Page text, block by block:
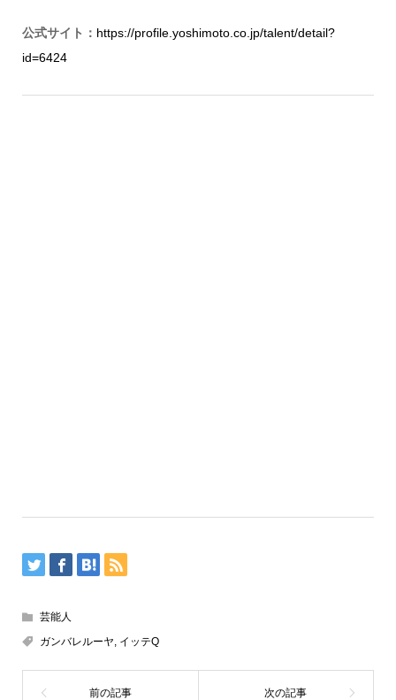
公式サイト： https://profile.yoshimoto.co.jp/talent/detail?
id=6424
芸能人
ガンバレルーヤ, イッテQ